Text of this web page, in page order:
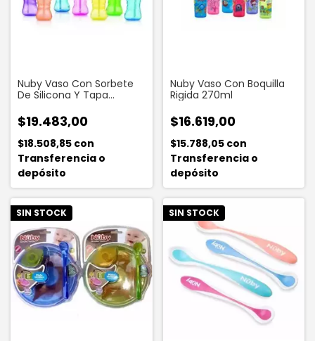
Nuby Vaso Con Sorbete
De Silicona Y Tapa
$19.483,00
$18.508,85 con
Transferencia o
depósito
Nuby Vaso Con Boquilla
Rigida 270ml
$16.619,00
$15.788,05 con
Transferencia o
depósito
SIN STOCK SIN STOCK